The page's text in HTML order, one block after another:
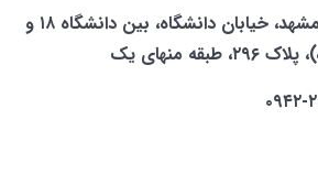
آدرس:خراسان رضوی، مشهد، خیابان دانشگاه، بین دانشگاه ۱۸ و